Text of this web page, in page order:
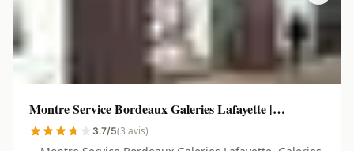
Montre Service Bordeaux Galeries Lafayette |
Bordeaux - 33000
3.7/5(3 avis)